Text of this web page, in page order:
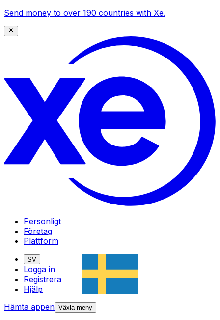
Send money to over 190 countries with Xe.
Personligt
Företag
Plattform
SV
Logga in
Registrera
Hjälp
Hämta appen Växla meny